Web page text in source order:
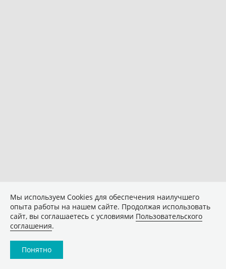
Мы используем Сookies для обеспечения наилучшего
опыта работы на нашем сайте. Продолжая использовать
сайт, вы соглашаетесь с условиями Пользовательского
соглашения.
Понятно